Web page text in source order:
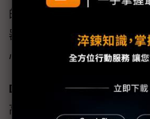
的需求，確保在斷電或瞬間
器能持續運行。其高效率特
心能耗，符合綠能節能趨
DCDC工業電源模組 ：標
高通用性與高可靠性。昱盛